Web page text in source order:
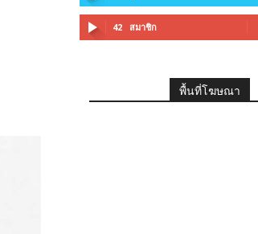
42 สมาชิก
พื้นที่โฆษณา